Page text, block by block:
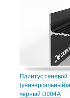
Плинтус теневой
черный D004А